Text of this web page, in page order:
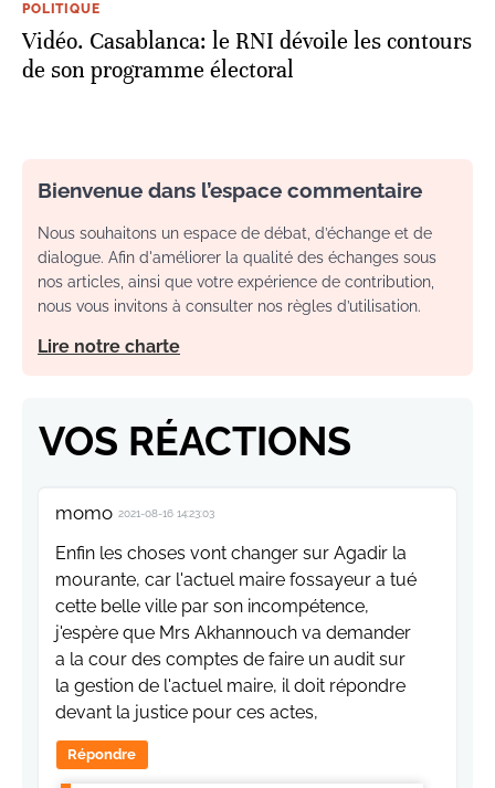
POLITIQUE
Vidéo. Casablanca: le RNI dévoile les contours
de son programme électoral
Bienvenue dans l’espace commentaire
Nous souhaitons un espace de débat, d’échange et de
dialogue. Afin d'améliorer la qualité des échanges sous
nos articles, ainsi que votre expérience de contribution,
nous vous invitons à consulter nos règles d’utilisation.
Lire notre charte
VOS RÉACTIONS
momo 2021-08-16 14:23:03
Enfin les choses vont changer sur Agadir la
mourante, car l'actuel maire fossayeur a tué
cette belle ville par son incompétence,
j'espère que Mrs Akhannouch va demander
a la cour des comptes de faire un audit sur
la gestion de l'actuel maire, il doit répondre
devant la justice pour ces actes,
Répondre